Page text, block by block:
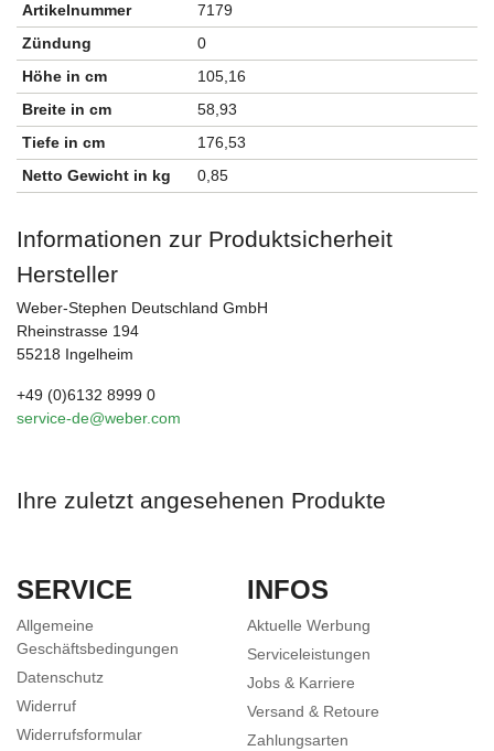
Artikelnummer
7179
Zündung
0
Höhe in cm
105,16
Breite in cm
58,93
Tiefe in cm
176,53
Netto Gewicht in kg
0,85
Informationen zur Produktsicherheit
Hersteller
Weber-Stephen Deutschland GmbH
Rheinstrasse 194
55218 Ingelheim
+49 (0)6132 8999 0
service-de@weber.com
Ihre zuletzt angesehenen Produkte
SERVICE
Allgemeine
Geschäftsbedingungen
Datenschutz
Widerruf
Widerrufsformular
INFOS
Aktuelle Werbung
Serviceleistungen
Jobs & Karriere
Versand & Retoure
Zahlungsarten